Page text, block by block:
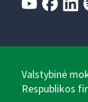
Valstybinė
Respublikos